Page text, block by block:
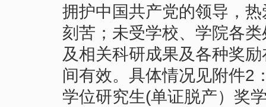
拥护中国共产党的领导，
刻苦；未受学校、学院各
及相关科研成果及各种奖
间有效。具体情况见附件2
学位研究生(单证脱产）奖